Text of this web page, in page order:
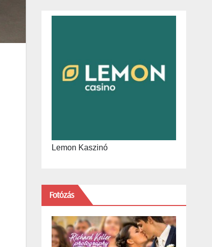
Lemon Kaszinó
Fotózás